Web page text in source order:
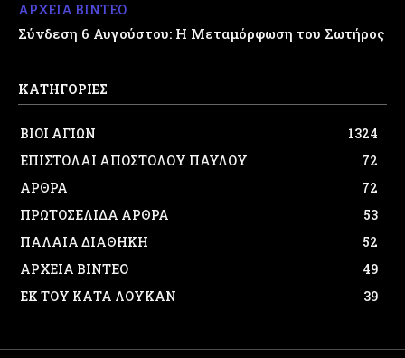
ΑΡΧΕΙΑ ΒΙΝΤΕΟ
Σύνδεση 6 Αυγούστου: Η Μεταμόρφωση του Σωτήρος
ΚΑΤΗΓΟΡΙΕΣ
ΒΙΟΙ ΑΓΙΩΝ
1324
ΕΠΙΣΤΟΛΑΙ ΑΠΟΣΤΟΛΟΥ ΠΑΥΛΟΥ
72
ΑΡΘΡΑ
72
ΠΡΩΤΟΣΕΛΙΔΑ ΑΡΘΡΑ
53
ΠΑΛΑΙΑ ΔΙΑΘΗΚΗ
52
ΑΡΧΕΙΑ ΒΙΝΤΕΟ
49
ΕΚ ΤΟΥ ΚΑΤΑ ΛΟΥΚΑΝ
39